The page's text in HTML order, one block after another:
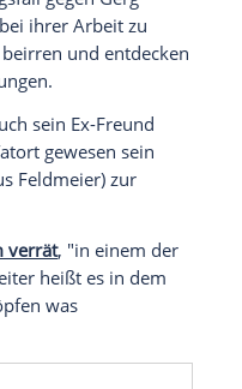
Damit können
Datenschutzhinweisen.
verschlägt es die drei
(Marcus
Der Sternekoch
(Lukas Turtur),
hatte sich über die